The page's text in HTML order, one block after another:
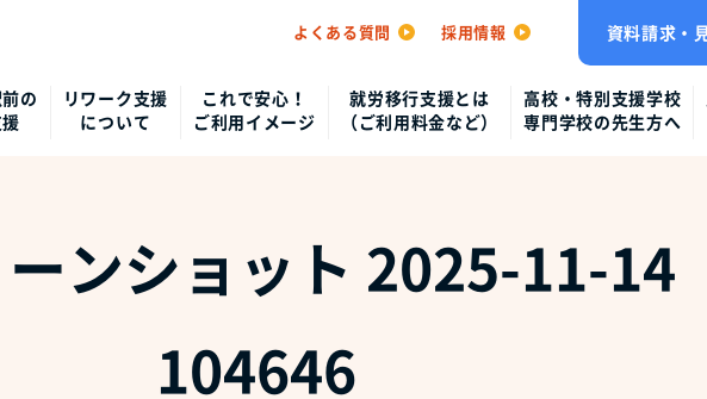
よくある質問 採用情報 資料請求・
の
リワーク支援
について
これで安心！
ご利用イメージ
就労移行支援とは
（ご利用料金など）
高校・特別支援学校
専門学校の先生方へ
ンショット 2025-11-14
104646